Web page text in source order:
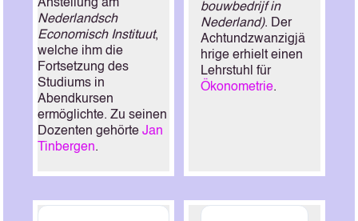
Anstellung am
Nederlandsch
Economisch Instituut,
welche ihm die
Fortsetzung des
Studiums in
Abendkursen
ermöglichte. Zu seinen
Dozenten gehörte Jan
Tinbergen.
bouwbedrijf in
Nederland). Der
Achtundzwanzigjä
hrige erhielt einen
Lehrstuhl für
Ökonometrie.